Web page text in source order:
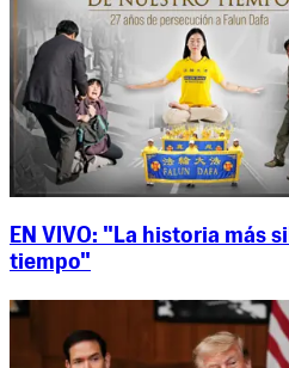
EN VIVO: "La historia más
tiempo"